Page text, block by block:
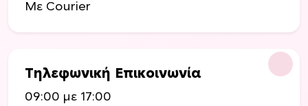
Με Courier
Τηλεφωνική Επικοινωνία
09:00 με 17:00